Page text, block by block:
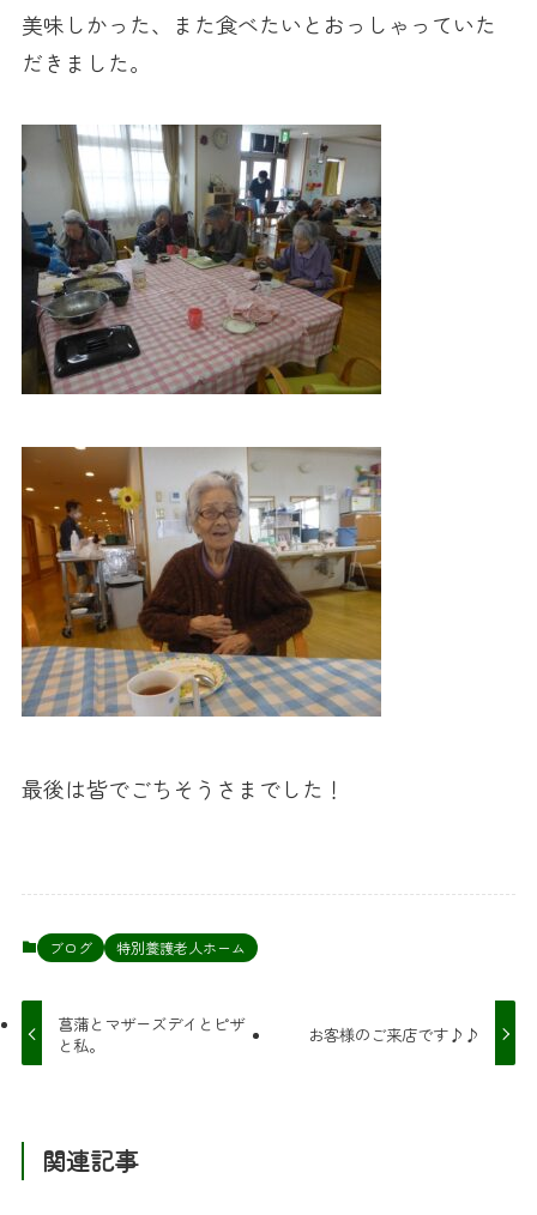
美味しかった、また食べたいとおっしゃっていた
だきました。
最後は皆でごちそうさまでした！
ブログ 特別養護老人ホーム
菖蒲とマザーズデイとピザ
と私。
お客様のご来店です♪♪
関連記事